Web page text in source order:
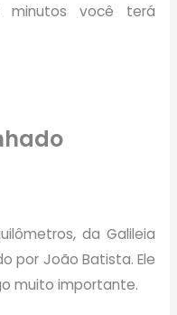
minutos você terá
da Galileia
por João Batista. Ele
muito importante.